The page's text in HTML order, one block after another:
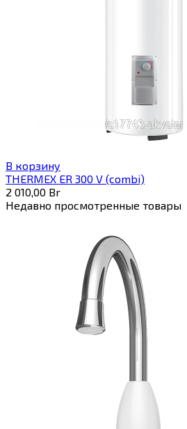
В корзину
THERMEX ER 300 V (combi)
2 010,00 Br
Недавно просмотренные товары